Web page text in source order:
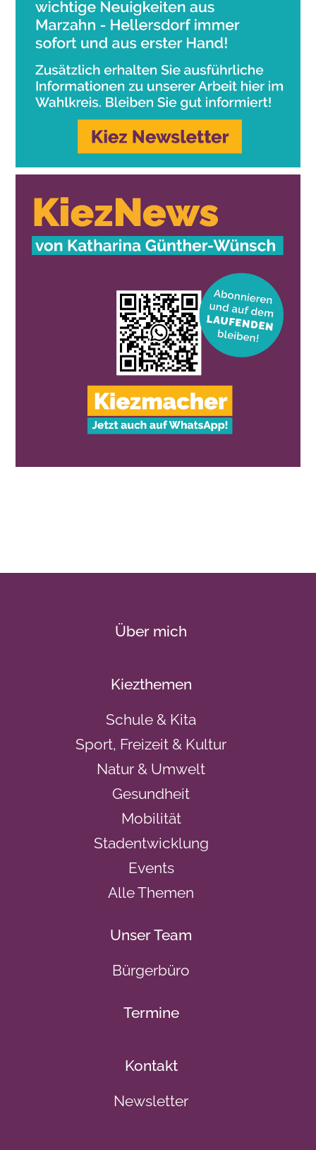
Über mich
Kiezthemen
Schule & Kita
Sport, Freizeit & Kultur
Natur & Umwelt
Gesundheit
Mobilität
Stadentwicklung
Events
Alle Themen
Unser Team
Bürgerbüro
Termine
Kontakt
Newsletter